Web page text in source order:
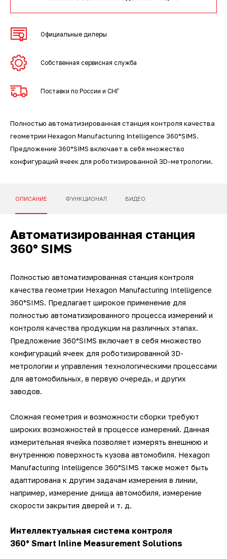
Официальные дилеры
Собственная сервисная служба
Поставки по России и СНГ
Полностью автоматизированная станция контроля качества
геометрии Hexagon Manufacturing Intelligence 360°SIMS.
Предложение 360°SIMS включает в себя множество
конфигураций ячеек для роботизированной 3D-метрологии.
ОПИСАНИЕ ФУНКЦИОНАЛ ВИДЕО
Автоматизированная станция
360° SIMS
Полностью автоматизированная станция контроля
качества геометрии Hexagon Manufacturing Intelligence
360°SIMS. Предлагает широкое применение для
полностью автоматизированного процесса измерений и
контроля качества продукции на различных этапах.
Предложение 360°SIMS включает в себя множество
конфигураций ячеек для роботизированной 3D-
метрологии и управления технологическими процессами
для автомобильных, в первую очередь, и других
заводов.
Сложная геометрия и возможности сборки требуют
широких возможностей в процессе измерений. Данная
измерительная ячейка позволяет измерять внешнюю и
внутреннюю поверхность кузова автомобиля. Hexagon
Manufacturing Intelligence 360°SIMS также может быть
адаптирована к другим задачам измерения в линии,
например, измерение днища автомобиля, измерение
скорости закрытия дверей и т. д.
Интеллектуальная система контроля
360° Smart Inline Measurement Solutions
3D-сканеры для измерительных
ПО Volume Graphics
ПО TubeShaper
ПО GOM